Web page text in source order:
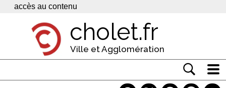
Panneau de gestion des cookies
accès au contenu
cholet.fr
Ville et Agglomération